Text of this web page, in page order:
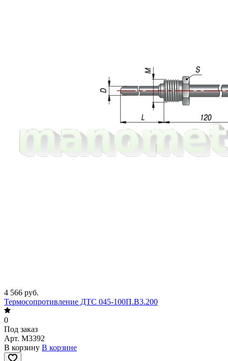
4 566 руб.
Термосопротивление ДТС 045-100П.В3.200
0
Под заказ
Арт. M3392
В корзину В корзине